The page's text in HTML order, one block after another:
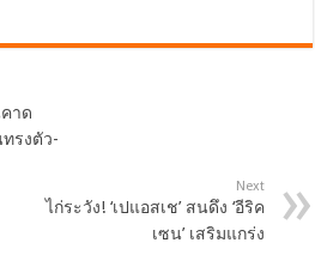
าด
รงตัว-
Next
ไก่ระวัง! ‘เปแอสเช’ สนดึง ‘อีริค
เซน’ เสริมแกร่ง